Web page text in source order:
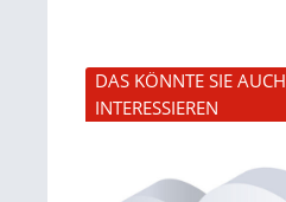
DAS KÖNNTE SIE AUCH
INTERESSIEREN